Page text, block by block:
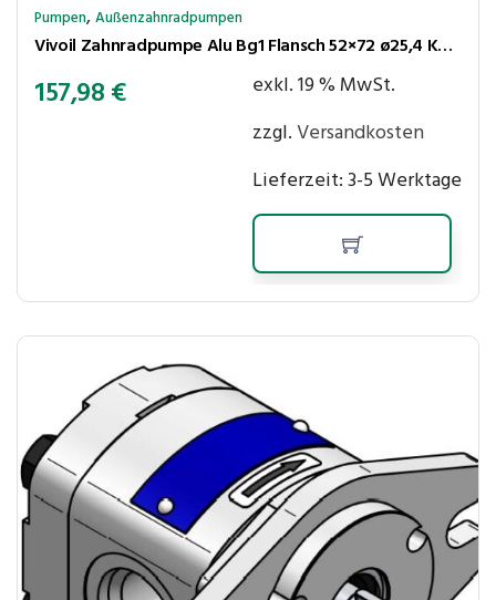
Pumpen,Außenzahnradpumpen
Vivoil Zahnradpumpe Alu Bg1 Flansch 52×72 ø25,4 Kegel 1:8 1,56cm³/U 250bar rechtsl Anschl LK30-30
157,98€
exkl. 19 % MwSt.
zzgl.Versandkosten
Lieferzeit:3-5 Werktage